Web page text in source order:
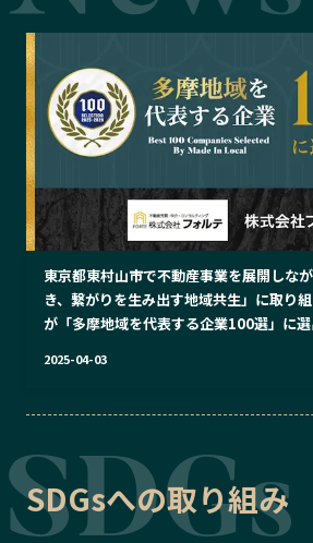
東京都東村山市で不動産事業を展開しな
き、繋がりを生み出す地域共生」に取り
が「多摩地域を代表する企業100選」に
2025-04-03
SDGsへの取り組み